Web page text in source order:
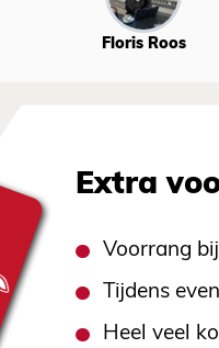
Floris Roos
Extra
Voorrang
Tijdens
Heel veel